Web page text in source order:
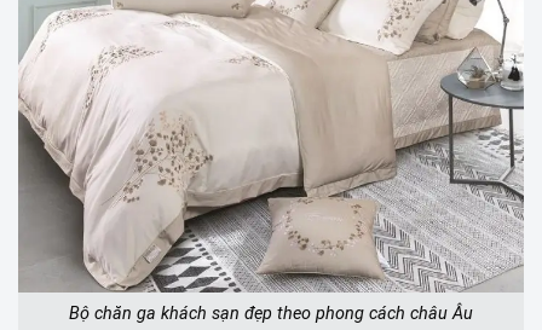
Bộ chăn ga khách sạn đẹp theo phong cách châu Âu